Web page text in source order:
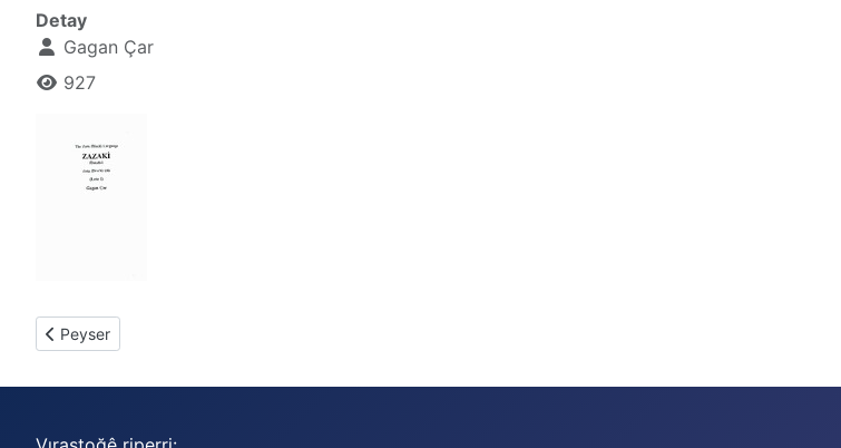
Detay
Gagan Çar
927
Previous article: Wendene Roştiya 1
Peyser